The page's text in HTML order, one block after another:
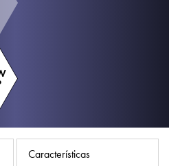
Características
Mapa del sitio